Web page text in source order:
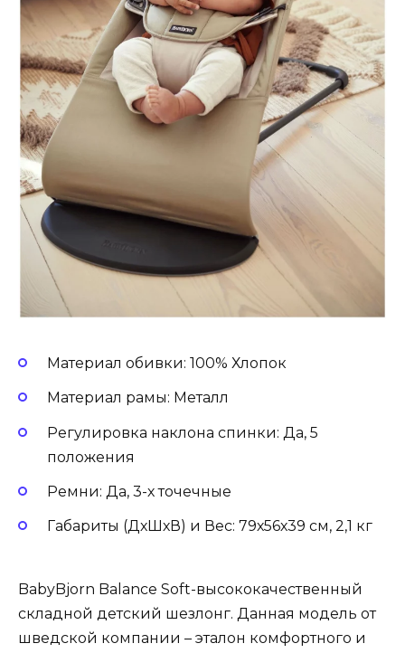
Материал обивки: 100% Хлопок
Материал рамы: Металл
Регулировка наклона спинки: Да, 5
положения
Ремни: Да, 3-х точечные
Габариты (ДхШхВ) и Вес: 79х56х39 см, 2,1 кг
BabyBjorn Balance Soft-высококачественный
складной детский шезлонг. Данная модель от
шведской компании – эталон комфортного и